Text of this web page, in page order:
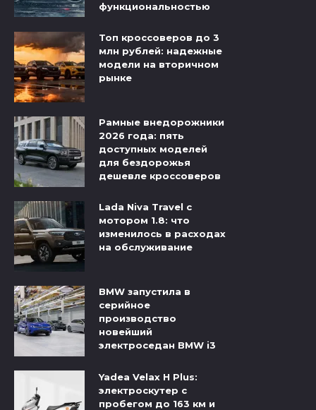
функциональностью
Топ кроссоверов до 3
млн рублей: надежные
модели на вторичном
рынке
Рамные внедорожники
2026 года: пять
доступных моделей
для бездорожья
дешевле кроссоверов
Lada Niva Travel с
мотором 1.8: что
изменилось в расходах
на обслуживание
BMW запустила в
серийное
производство
новейший
электроседан BMW i3
Yadea Velax H Plus:
электроскутер с
пробегом до 163 км и